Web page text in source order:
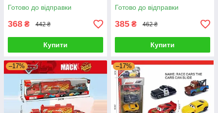
Готово до відправки
368 ₴ 442 ₴
Купити
Готово до відправки
385 ₴ 462 ₴
Купити
–17% –17%